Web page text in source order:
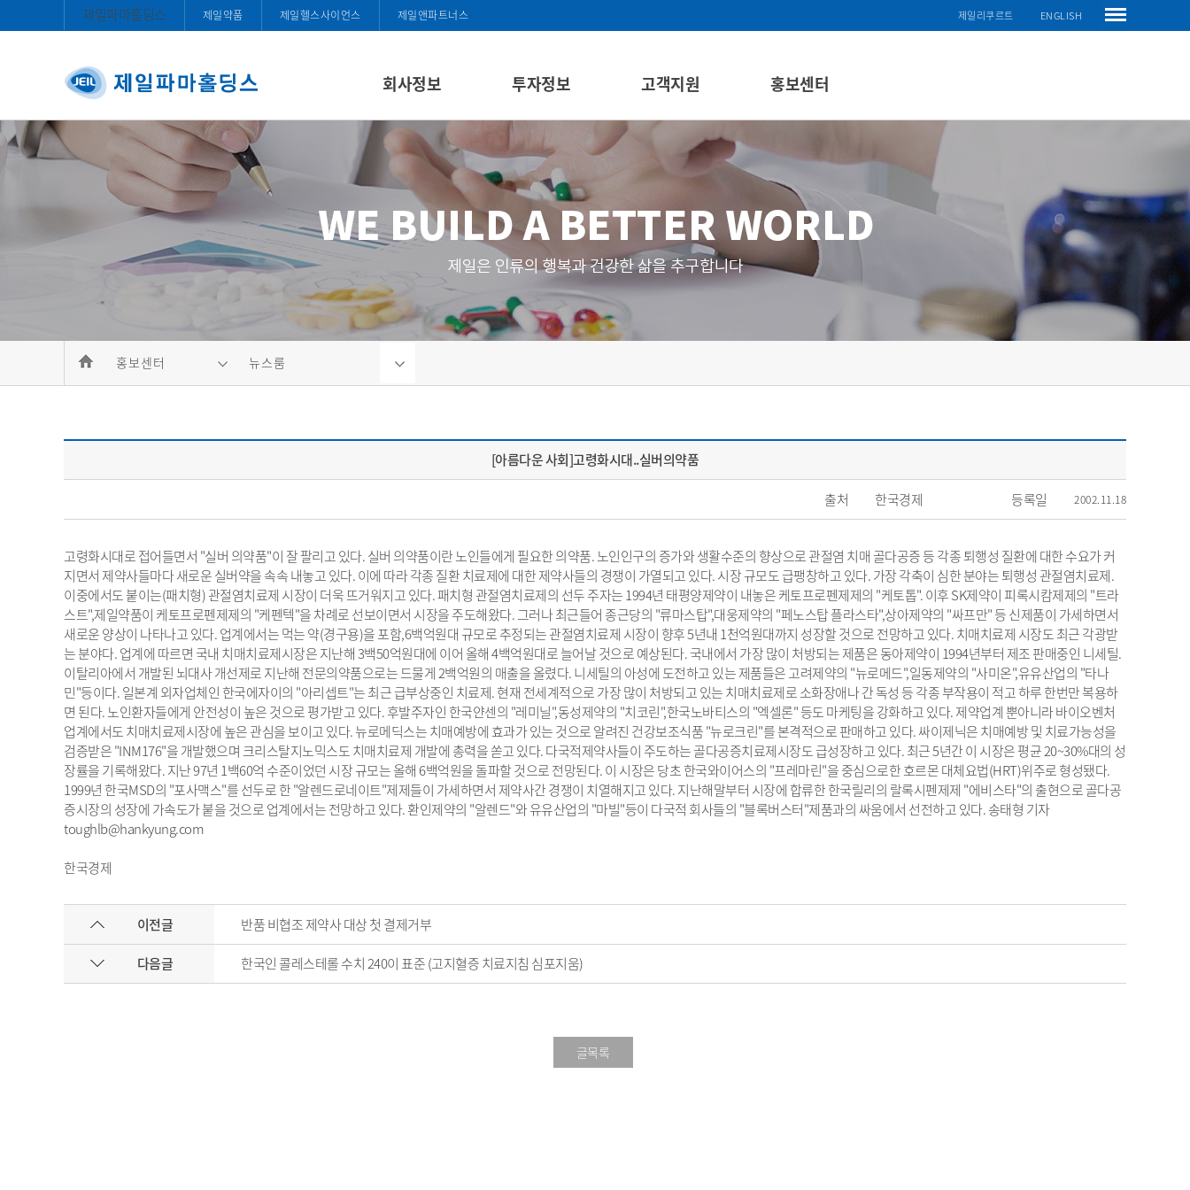
제일파마홀딩스 제일약품 제일헬스사이언스 제일앤파트너스 제일리쿠르트 ENGLISH
회사정보 투자정보 고객지원 홍보센터
홍보센터 뉴스룸
[아름다운 사회]고령화시대..실버의약품
출처 한국경제 등록일 2002.11.18
고령화시대로 접어들면서 "실버 의약품"이 잘 팔리고 있다. 실버 의약품이란 노인들에게 필요한 의약품. 노인인구의 증가와 생활수준의 향상으로 관절염 치매 골다공증 등 각종 퇴행성 질환에 대한 수요가 커
지면서 제약사들마다 새로운 실버약을 속속 내놓고 있다. 이에 따라 각종 질환 치료제에 대한 제약사들의 경쟁이 가열되고 있다. 시장 규모도 급팽창하고 있다. 가장 각축이 심한 분야는 퇴행성 관절염치료제.
이중에서도 붙이는(패치형) 관절염치료제 시장이 더욱 뜨거워지고 있다. 패치형 관절염치료제의 선두 주자는 1994년 태평양제약이 내놓은 케토프로펜제제의 "케토톱". 이후 SK제약이 피록시캄제제의 "트라
스트",제일약품이 케토프로펜제제의 "케펜텍"을 차례로 선보이면서 시장을 주도해왔다. 그러나 최근들어 종근당의 "류마스탑",대웅제약의 "페노스탑 플라스타",상아제약의 "싸프만" 등 신제품이 가세하면서
새로운 양상이 나타나고 있다. 업계에서는 먹는 약(경구용)을 포함,6백억원대 규모로 추정되는 관절염치료제 시장이 향후 5년내 1천억원대까지 성장할 것으로 전망하고 있다. 치매치료제 시장도 최근 각광받
는 분야다. 업계에 따르면 국내 치매치료제시장은 지난해 3백50억원대에 이어 올해 4백억원대로 늘어날 것으로 예상된다. 국내에서 가장 많이 처방되는 제품은 동아제약이 1994년부터 제조 판매중인 니세틸.
이탈리아에서 개발된 뇌대사 개선제로 지난해 전문의약품으로는 드물게 2백억원의 매출을 올렸다. 니세틸의 아성에 도전하고 있는 제품들은 고려제약의 "뉴로메드",일동제약의 "사미온",유유산업의 "타나
민"등이다. 일본계 외자업체인 한국에자이의 "아리셉트"는 최근 급부상중인 치료제. 현재 전세계적으로 가장 많이 처방되고 있는 치매치료제로 소화장애나 간 독성 등 각종 부작용이 적고 하루 한번만 복용하
면 된다. 노인환자들에게 안전성이 높은 것으로 평가받고 있다. 후발주자인 한국얀센의 "레미닐",동성제약의 "치코린",한국노바티스의 "엑셀론" 등도 마케팅을 강화하고 있다. 제약업계 뿐아니라 바이오벤처
업계에서도 치매치료제시장에 높은 관심을 보이고 있다. 뉴로메딕스는 치매예방에 효과가 있는 것으로 알려진 건강보조식품 "뉴로크린"를 본격적으로 판매하고 있다. 싸이제닉은 치매예방 및 치료가능성을
검증받은 "INM176"을 개발했으며 크리스탈지노믹스도 치매치료제 개발에 총력을 쏟고 있다. 다국적제약사들이 주도하는 골다공증치료제시장도 급성장하고 있다. 최근 5년간 이 시장은 평균 20~30%대의 성
장률을 기록해왔다. 지난 97년 1백60억 수준이었던 시장 규모는 올해 6백억원을 돌파할 것으로 전망된다. 이 시장은 당초 한국와이어스의 "프레마린"을 중심으로한 호르몬 대체요법(HRT)위주로 형성됐다.
1999년 한국MSD의 "포사맥스"를 선두로 한 "알렌드로네이트"제제들이 가세하면서 제약사간 경쟁이 치열해지고 있다. 지난해말부터 시장에 합류한 한국릴리의 랄록시펜제제 "에비스타"의 출현으로 골다공
증시장의 성장에 가속도가 붙을 것으로 업계에서는 전망하고 있다. 환인제약의 "알렌드"와 유유산업의 "마빌"등이 다국적 회사들의 "블록버스터"제품과의 싸움에서 선전하고 있다. 송태형 기자
toughlb@hankyung.com
한국경제
이전글
반품 비협조 제약사 대상 첫 결제거부
다음글
한국인 콜레스테롤 수치 240이 표준 (고지혈증 치료지침 심포지움)
글목록